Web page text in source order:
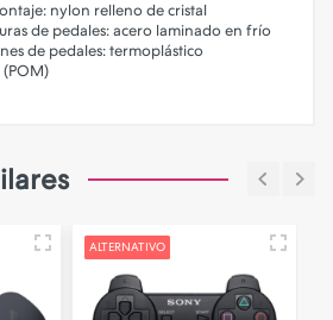
nylon relleno de cristal
de pedales: acero laminado en frío
de pedales: termoplástico
ALTERNATIVO